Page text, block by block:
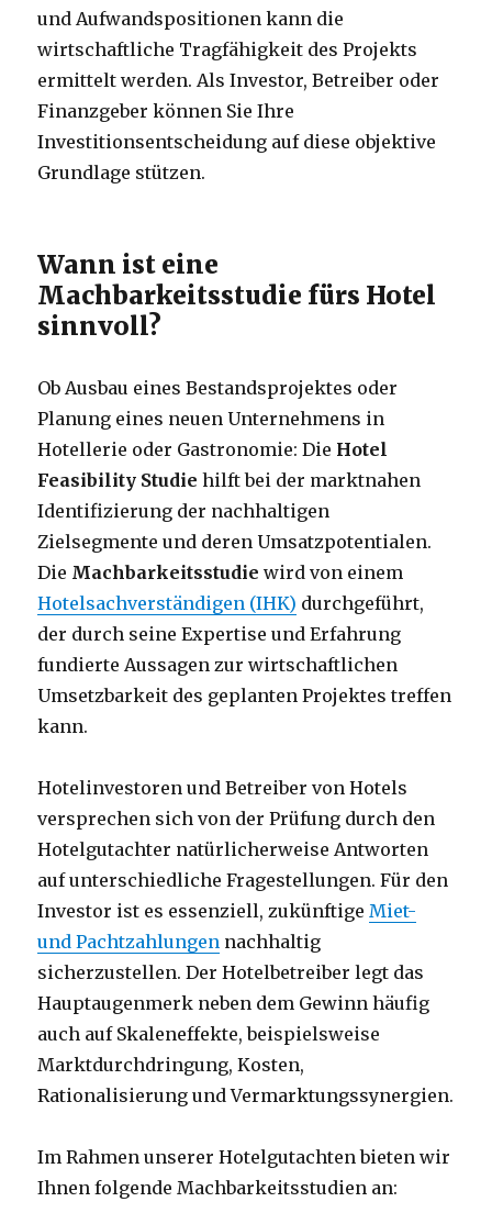
und Aufwandspositionen kann die
wirtschaftliche Tragfähigkeit des Projekts
ermittelt werden. Als Investor, Betreiber oder
Finanzgeber können Sie Ihre
Investitionsentscheidung auf diese objektive
Grundlage stützen.
Wann ist eine
Machbarkeitsstudie fürs Hotel
sinnvoll?
Ob Ausbau eines Bestandsprojektes oder
Planung eines neuen Unternehmens in
Hotellerie oder Gastronomie: Die Hotel
Feasibility Studie hilft bei der marktnahen
Identifizierung der nachhaltigen
Zielsegmente und deren Umsatzpotentialen.
Die Machbarkeitsstudie wird von einem
Hotelsachverständigen (IHK) durchgeführt,
der durch seine Expertise und Erfahrung
fundierte Aussagen zur wirtschaftlichen
Umsetzbarkeit des geplanten Projektes treffen
kann.
Hotelinvestoren und Betreiber von Hotels
versprechen sich von der Prüfung durch den
Hotelgutachter natürlicherweise Antworten
auf unterschiedliche Fragestellungen. Für den
Investor ist es essenziell, zukünftige Miet-
und Pachtzahlungen nachhaltig
sicherzustellen. Der Hotelbetreiber legt das
Hauptaugenmerk neben dem Gewinn häufig
auch auf Skaleneffekte, beispielsweise
Marktdurchdringung, Kosten,
Rationalisierung und Vermarktungssynergien.
Im Rahmen unserer Hotelgutachten bieten wir
Ihnen folgende Machbarkeitsstudien an: